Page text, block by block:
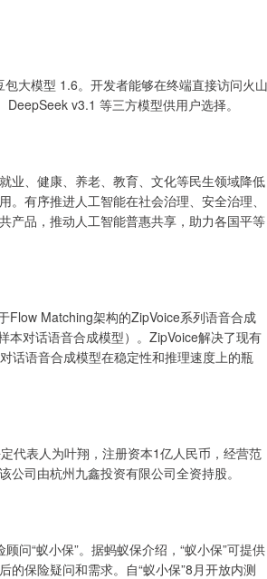
大模型 1.6。开发者能够在终端直接访问火山
v3.1 等三方模型供用户选择。
、健康、养老、教育、文化等民生领域降低
有序推进人工智能在社会治理、安全治理、
产品，推动人工智能普惠共享，助力各国平等
Matching架构的ZipVoice系列语音合成
对话语音合成模型）。ZipVoice解决了现有
话语音合成模型在稳定性和推理速度上的瓶
表人为叶翔，注册资本1亿人民币，经营范
司由杭州九鑫投资有限公司全资持股。
“蚁小保”。据蚂蚁保介绍，“蚁小保”可提供
保险疑问和需求。自“蚁小保”8月开放内测